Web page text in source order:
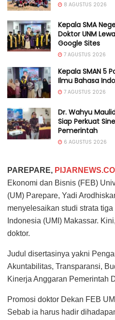
8 AGUSTUS 2026
Kepala SMA
Doktor UNM
Google Sites
7 AGUSTUS 2026
Kepala SMAN 5
Ilmu Bahasa
7 AGUSTUS 2026
Dr. Wahyu
Siap Perkuat
Pemerintah
6 AGUSTUS 2026
PAREPARE,
Ekonomi dan Bisnis (FEB)
(UM) Parepare, Yadi
menyelesaikan studi strata
Indonesia (UMI) Makassar.
doktor.
Judul disertasinya yakni
Akuntabilitas, Transparansi,
Kinerja Anggaran Pemerintah
Promosi doktor Dekan FEB
Sebab ia harus hadir